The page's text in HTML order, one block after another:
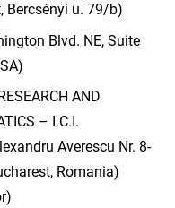
Bercsényi u. 79/b)
Blvd. NE, Suite
AND
– I.C.I.
Averescu Nr. 8-
Romania)